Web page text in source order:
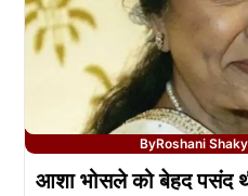
ByRoshani
आशा भोसले को बेहद पसंद